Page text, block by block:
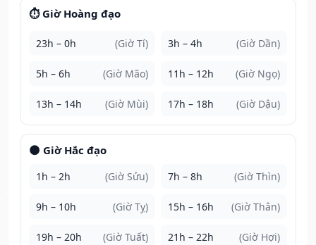
⏱️ Giờ Hoàng đạo
23h – 0h (Giờ Tí) 3h – 4h (Giờ Dần)
5h – 6h (Giờ Mão) 11h – 12h (Giờ Ngọ)
13h – 14h (Giờ Mùi) 17h – 18h (Giờ Dậu)
🌑 Giờ Hắc đạo
1h – 2h (Giờ Sửu) 7h – 8h (Giờ Thìn)
9h – 10h (Giờ Tỵ) 15h – 16h (Giờ Thân)
19h – 20h (Giờ Tuất) 21h – 22h (Giờ Hợi)